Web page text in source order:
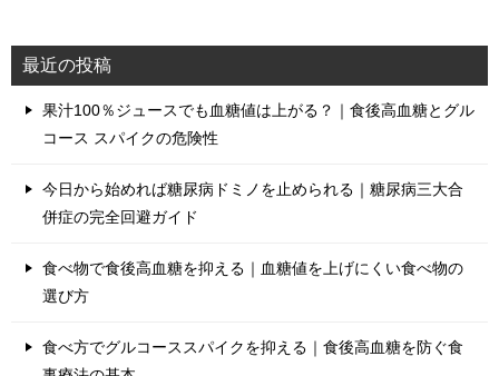
最近の投稿
果汁100％ジュースでも血糖値は上がる？｜食後高血糖とグル
コース スパイクの危険性
今日から始めれば糖尿病ドミノを止められる｜糖尿病三大合
併症の完全回避ガイド
食べ物で食後高血糖を抑える｜血糖値を上げにくい食べ物の
選び方
食べ方でグルコーススパイクを抑える｜食後高血糖を防ぐ食